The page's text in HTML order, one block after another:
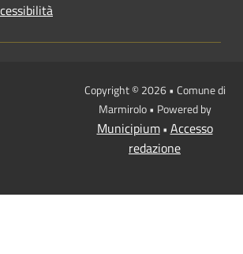
Copyright © 2026 • Comune di
Marmirolo • Powered by
Municipium• Accesso
redazione